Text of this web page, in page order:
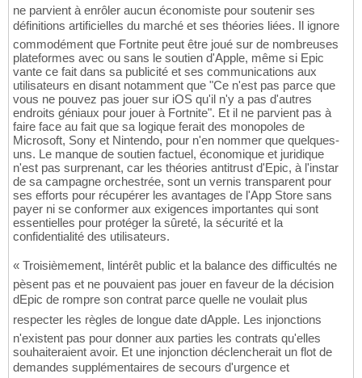
ne parvient à enrôler aucun économiste pour soutenir ses
définitions artificielles du marché et ses théories liées. Il ignore
commodément que Fortnite peut être joué sur de nombreuses
plateformes avec ou sans le soutien d'Apple, même si Epic
vante ce fait dans sa publicité et ses communications aux
utilisateurs en disant notamment que "Ce n'est pas parce que
vous ne pouvez pas jouer sur iOS qu'il n'y a pas d'autres
endroits géniaux pour jouer à Fortnite". Et il ne parvient pas à
faire face au fait que sa logique ferait des monopoles de
Microsoft, Sony et Nintendo, pour n'en nommer que quelques-
uns. Le manque de soutien factuel, économique et juridique
n'est pas surprenant, car les théories antitrust d'Epic, à l'instar
de sa campagne orchestrée, sont un vernis transparent pour
ses efforts pour récupérer les avantages de l'App Store sans
payer ni se conformer aux exigences importantes qui sont
essentielles pour protéger la sûreté, la sécurité et la
confidentialité des utilisateurs.
« Troisièmement, lintérêt public et la balance des difficultés ne
pèsent pas et ne pouvaient pas jouer en faveur de la décision
dEpic de rompre son contrat parce quelle ne voulait plus
respecter les règles de longue date dApple. Les injonctions
n'existent pas pour donner aux parties les contrats qu'elles
souhaiteraient avoir. Et une injonction déclencherait un flot de
demandes supplémentaires de secours d'urgence et